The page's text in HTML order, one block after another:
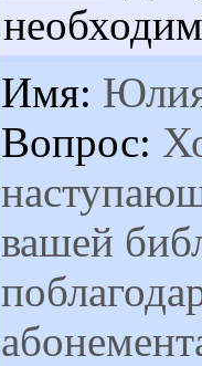
Имя:
Вопрос:
вашей